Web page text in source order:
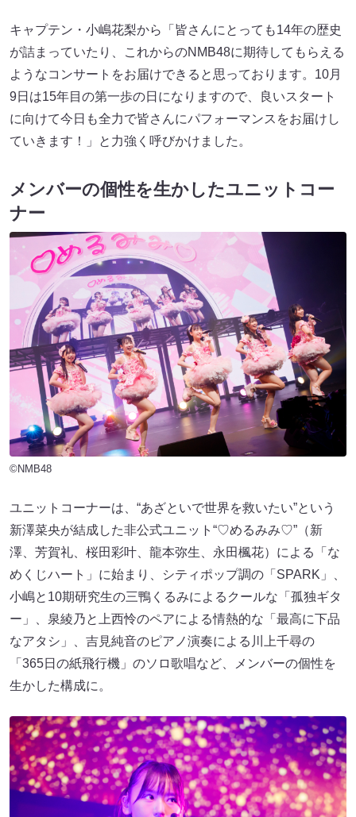
キャプテン・小嶋花梨から「皆さんにとっても14年の歴史
が詰まっていたり、これからのNMB48に期待してもらえる
ようなコンサートをお届けできると思っております。10月
9日は15年目の第一歩の日になりますので、良いスタート
に向けて今日も全力で皆さんにパフォーマンスをお届けし
ていきます！」と力強く呼びかけました。
メンバーの個性を生かしたユニットコー
ナー
©NMB48
ユニットコーナーは、“あざといで世界を救いたい”という
新澤菜央が結成した非公式ユニット“♡めるみみ♡”（新
澤、芳賀礼、桜田彩叶、龍本弥生、永田楓花）による「な
めくじハート」に始まり、シティポップ調の「SPARK」、
小嶋と10期研究生の三鴨くるみによるクールな「孤独ギタ
ー」、泉綾乃と上西怜のペアによる情熱的な「最高に下品
なアタシ」、吉見純音のピアノ演奏による川上千尋の
「365日の紙飛行機」のソロ歌唱など、メンバーの個性を
生かした構成に。